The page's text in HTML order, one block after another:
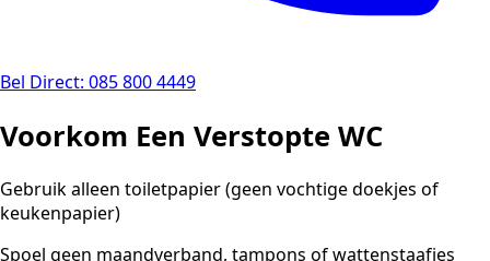
Bel Direct: 085 800 4449
Voorkom Een Verstopte WC
Gebruik alleen toiletpapier (geen vochtige doekjes of
keukenpapier)
Spoel geen maandverband, tampons of wattenstaafjes